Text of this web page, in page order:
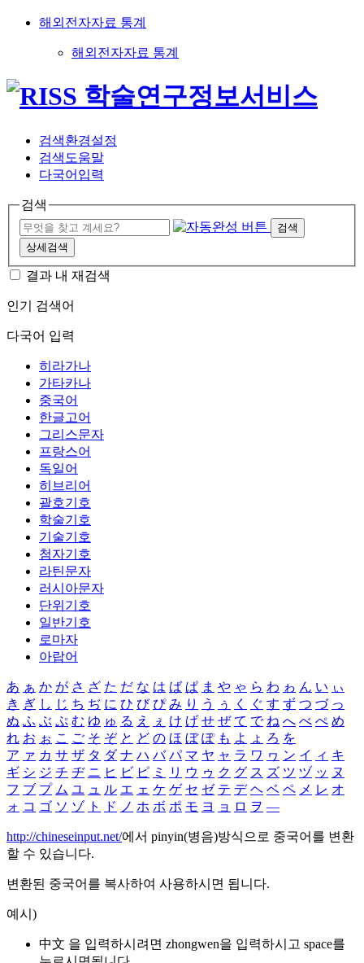
해외전자자료 통계
해외전자자료 통계
검색환경설정
검색도움말
다국어입력
검색
검색
상세검색
결과 내 재검색
인기 검색어
다국어 입력
히라가나
가타카나
중국어
한글고어
그리스문자
프랑스어
독일어
히브리어
괄호기호
학술기호
기술기호
첨자기호
라틴문자
러시아문자
단위기호
일반기호
로마자
아랍어
あ ぁ か が さ ざ た だ な は ば ぱ ま や ゃ ら わ ゎ ん い ぃ
き ぎ し じ ち ぢ に ひ び ぴ み り う ぅ く ぐ す ず つ づ っ
ぬ ふ ぶ ぷ む ゆ ゅ る え ぇ け げ せ ぜ て で ね へ べ ぺ め
れ お ぉ こ ご そ ぞ と ど の ほ ぼ ぽ も よ ょ ろ を
ア ァ カ サ ザ タ ダ ナ ハ バ パ マ ヤ ャ ラ ワ ヮ ン イ ィ キ
ギ シ ジ チ ヂ ニ ヒ ビ ピ ミ リ ウ ゥ ク グ ス ズ ツ ヅ ッ ヌ
フ ブ プ ム ユ ュ ル エ ェ ケ ゲ セ ゼ テ デ ヘ ベ ペ メ レ オ
ォ コ ゴ ソ ゾ ト ド ノ ホ ボ ポ モ ヨ ョ ロ ヲ ―
http://chineseinput.net/에서 pinyin(병음)방식으로 중국어를 변환
할 수 있습니다.
변환된 중국어를 복사하여 사용하시면 됩니다.
예시)
中文 을 입력하시려면 zhongwen을 입력하시고 space를